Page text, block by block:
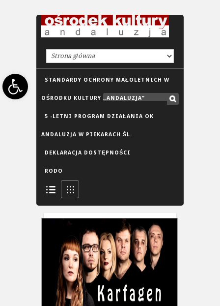
Open toolbarSTANDARDY OCHRONY MAŁOLETNICH W
OŚRODKU KULTURY „ANDALUZJA”
5 -LETNI PROGRAM DZIAŁANIA OK
ANDALUZJA W PIEKARACH ŚL.
DEKLARACJA DOSTĘPNOŚCI
RODO